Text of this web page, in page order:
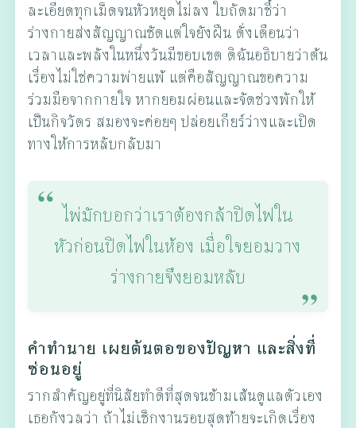
ละเอียดทุกเม็ดจนหัวหยุดไม่ลง ใบถัดมาชี้ว่า
ร่างกายส่งสัญญาณชัดแต่ใจยังฝืน ดั่งเตือนว่า
เวลาและพลังในหนึ่งวันมีขอบเขต ดิฉันอธิบายว่าต้น
เรื่องไม่ใช่ความพ่ายแพ้ แต่คือสัญญาณขอความ
ร่วมมือจากกายใจ หากยอมผ่อนและจัดช่วงพักให้
เป็นกิจวัตร สมองจะค่อยๆ ปล่อยเกียร์ว่างและเปิด
ทางให้การหลับกลับมา
ไพ่มักบอกว่าเราต้องกล้าปิดไฟใน
หัวก่อนปิดไฟในห้อง เมื่อใจยอมวาง
ร่างกายจึงยอมหลับ
คำทำนาย เผยต้นตอของปัญหา และสิ่งที่
ซ่อนอยู่
รากสำคัญอยู่ที่นิสัยทำดีที่สุดจนข้ามเส้นดูแลตัวเอง
เธอกังวลว่า ถ้าไม่เช็กงานรอบสุดท้ายจะเกิดเรื่อง